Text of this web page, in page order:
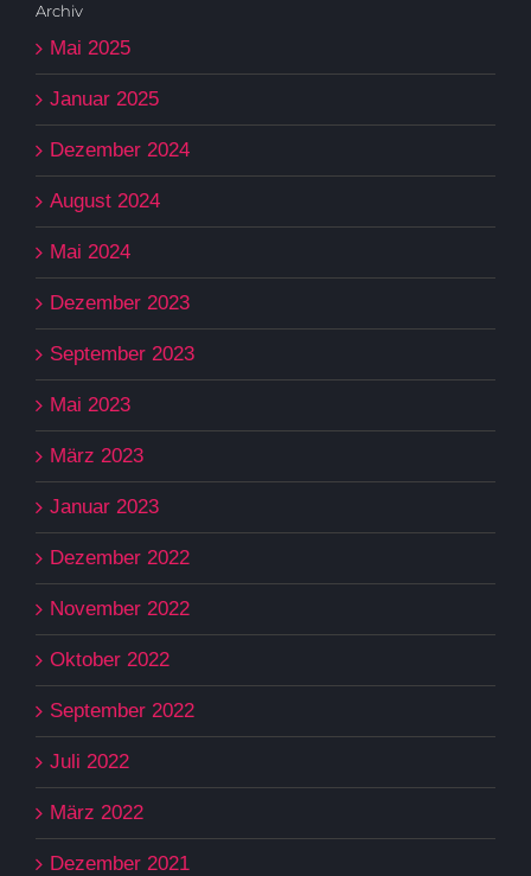
Archiv
Mai 2025
Januar 2025
Dezember 2024
August 2024
Mai 2024
Dezember 2023
September 2023
Mai 2023
März 2023
Januar 2023
Dezember 2022
November 2022
Oktober 2022
September 2022
Juli 2022
März 2022
Dezember 2021